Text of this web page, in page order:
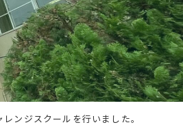
ンジスクールを行いました。